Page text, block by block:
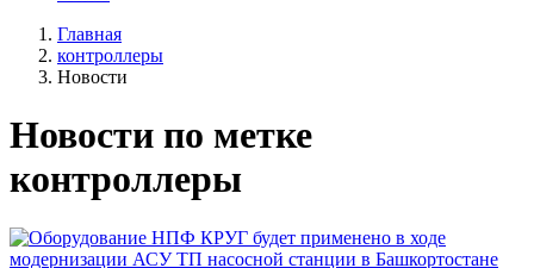
Главная
контроллеры
Новости
Новости по метке
контроллеры